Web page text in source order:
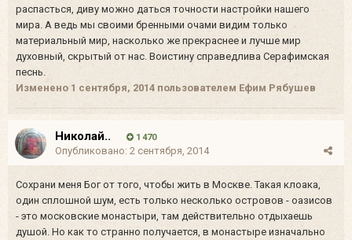
распасться, диву можно даться точности настройки нашего
мира. А ведь мы своими бренными очами видим только
материальный мир, насколько же прекраснее и лучше мир
духовный, скрытый от нас. Воистину справедлива Серафимская
песнь.
Изменено 1 сентября, 2014 пользователем Ефим Рябушев
Николай.. 1 470
Опубликовано: 2 сентября, 2014
Сохрани меня Бог от того, чтобы жить в Москве. Такая клоака,
один сплошной шум, есть только несколько островов - оазисов
- это московские монастыри, там действительно отдыхаешь
душой. Но как то странно получается, в монастыре изначально